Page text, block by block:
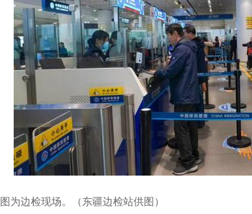
图为边检现场。（东疆边检站供图）